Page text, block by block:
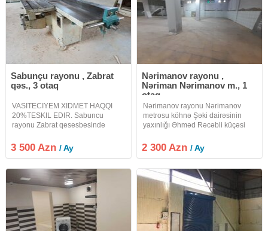
Sabunçu rayonu , Zabrat
qəs., 3 otaq
VASITECIYEM XIDMET HAQQI
20%TESKIL EDIR. Sabuncu
rayonu Zabrat qesesbesinde
verilir.Fabrikin umumi sahesi
500kvadratdi.Heyet yani sahesi
3faza var.Senedleri
3 500 Azn/ Ay
Nərimanov rayonu ,
Nəriman Nərimanov m., 1
otaq
Nərimanov rayonu Nərimanov
metrosu köhnə Şəki dairəsinin
yaxınlığı Əhməd Rəcəbli küçəsi
yerləşir. Ölçüləri 24x15 hündürlük
4 metrdir. Obyektin hər iki tərəfində
2 300 Azn/ Ay